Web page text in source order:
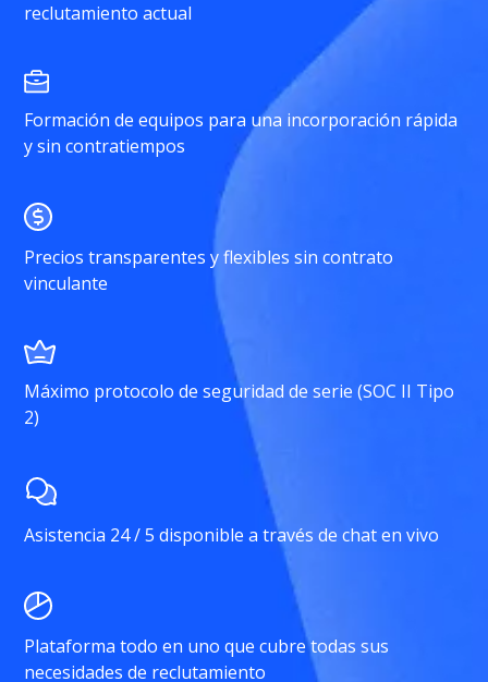
reclutamiento actual
Formación de equipos para una incorporación rápida
y sin contratiempos
Precios transparentes y flexibles sin contrato
vinculante
Máximo protocolo de seguridad de serie (SOC II Tipo
2)
Asistencia 24 / 5 disponible a través de chat en vivo
Plataforma todo en uno que cubre todas sus
necesidades de reclutamiento